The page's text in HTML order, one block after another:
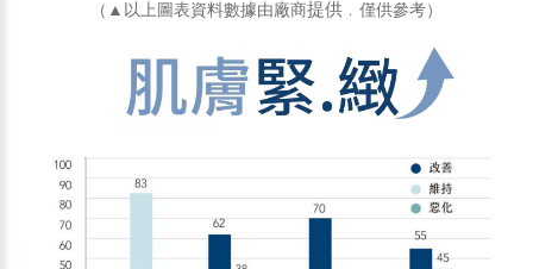
（▲以上圖表資料數據由廠商提供 ﹒僅供參考）